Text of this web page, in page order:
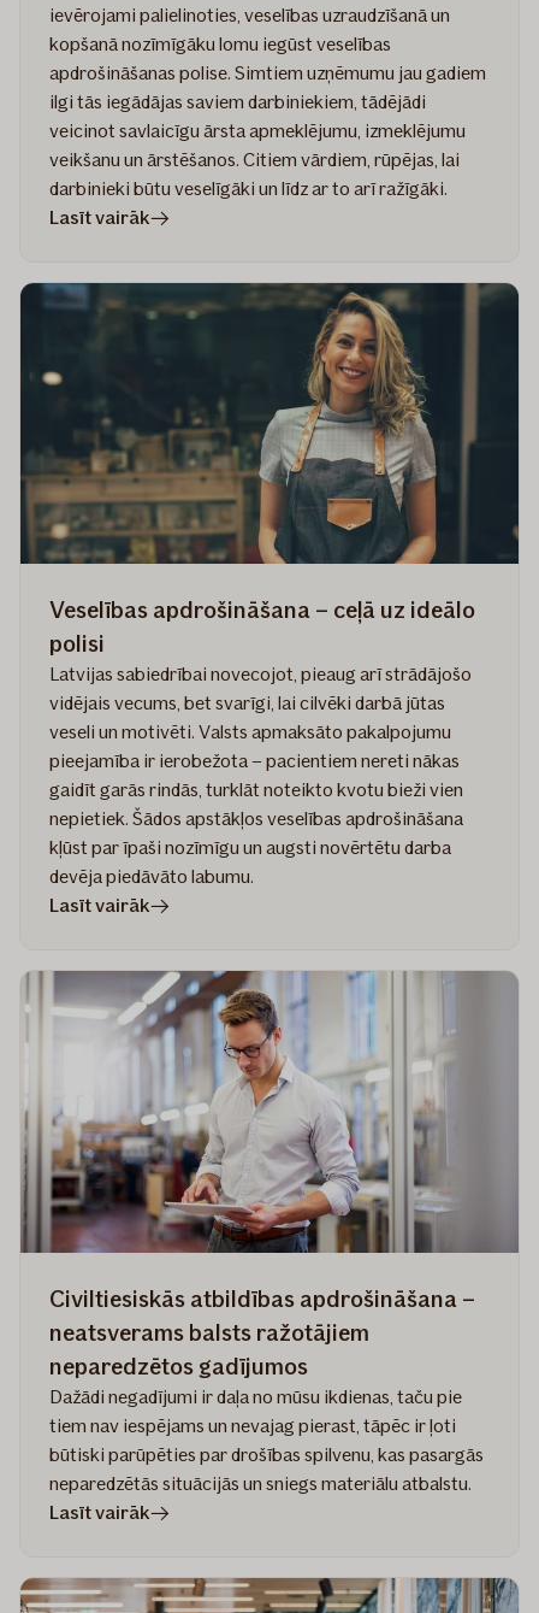
ievērojami palielinoties, veselības uzraudzīšanā un
kopšanā nozīmīgāku lomu iegūst veselības
apdrošināšanas polise. Simtiem uzņēmumu jau gadiem
ilgi tās iegādājas saviem darbiniekiem, tādējādi
veicinot savlaicīgu ārsta apmeklējumu, izmeklējumu
veikšanu un ārstēšanos. Citiem vārdiem, rūpējas, lai
darbinieki būtu veselīgāki un līdz ar to arī ražīgāki.
Lasīt vairākrakstā
piemērotāko
darbiniekiem?
Veselības apdrošināšana – ceļā uz ideālo
polisi
Latvijas sabiedrībai novecojot, pieaug arī strādājošo
vidējais vecums, bet svarīgi, lai cilvēki darbā jūtas
veseli un motivēti. Valsts apmaksāto pakalpojumu
pieejamība ir ierobežota – pacientiem nereti nākas
gaidīt garās rindās, turklāt noteikto kvotu bieži vien
nepietiek. Šādos apstākļos veselības apdrošināšana
kļūst par īpaši nozīmīgu un augsti novērtētu darba
devēja piedāvāto labumu.
Lasīt vairākrakstā
–
ceļā
polisi
Civiltiesiskās atbildības apdrošināšana –
neatsverams balsts ražotājiem
neparedzētos gadījumos
Dažādi negadījumi ir daļa no mūsu ikdienas, taču pie
tiem nav iespējams un nevajag pierast, tāpēc ir ļoti
būtiski parūpēties par drošības spilvenu, kas pasargās
neparedzētās situācijās un sniegs materiālu atbalstu.
Lasīt vairākrakstā
apdrošināšana